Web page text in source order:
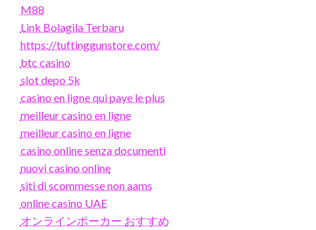
M88
Link Bolagila Terbaru
https://tuftinggunstore.com/
btc casino
slot depo 5k
casino en ligne qui paye le plus
meilleur casino en ligne
meilleur casino en ligne
casino online senza documenti
nuovi casino online
siti di scommesse non aams
online casino UAE
オンラインポーカー おすすめ